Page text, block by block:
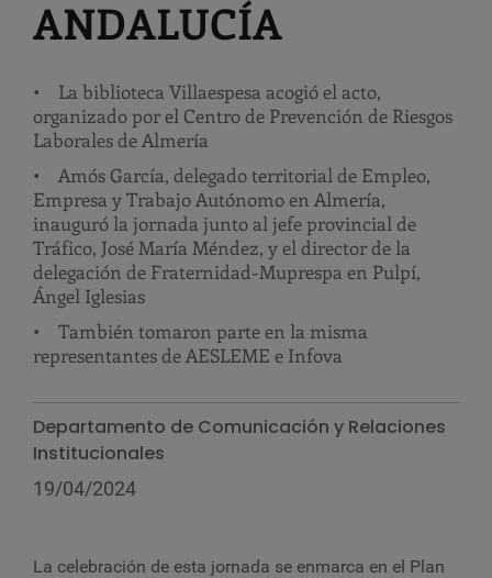
ANDALUCÍA
• La biblioteca Villaespesa acogió el acto,
organizado por el Centro de Prevención de Riesgos
Laborales de Almería
• Amós García, delegado territorial de Empleo,
Empresa y Trabajo Autónomo en Almería,
inauguró la jornada junto al jefe provincial de
Tráfico, José María Méndez, y el director de la
delegación de Fraternidad-Muprespa en Pulpí,
Ángel Iglesias
• También tomaron parte en la misma
representantes de AESLEME e Infova
Departamento de Comunicación y Relaciones
Institucionales
19/04/2024
La celebración de esta jornada se enmarca en el Plan